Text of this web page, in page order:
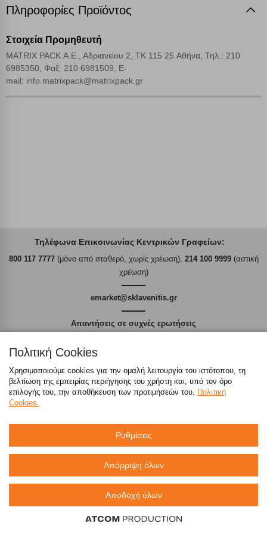
Πληροφορίες Προϊόντος
Στοιχεία Προμηθευτή
MATRIX PACK Α.Ε., Αδριανείου 2, TK 115 25 Αθήνα, Τηλ.: 210
6985350, Φαξ: 210 6981509, E-
mail: info.matrixpack@matrixpack.gr
Τηλέφωνα Επικοινωνίας Κεντρικών Γραφείων:
800 117 7777(μόνο από σταθερό, χωρίς χρέωση), 214 100 9999(αστική
χρέωση)
emarket@sklavenitis.gr
Απαντήσεις σε συχνές ερωτήσεις
τόσο φθηνά όσο πουθενά
214 100 9999 (αστική χρέωση)
info@sklavenitis.gr
Πολιτική Cookies
Χρησιμοποιούμε cookies για την ομαλή λειτουργία του ιστότοπου, τη
βελτίωση της εμπειρίας περιήγησης του χρήστη και, υπό τον όρο
επιλογής του, την αποθήκευση των προτιμήσεών του. Πολιτική
Cookies.
Ρυθμίσεις
Απόρριψη όλων
Αποδοχή όλων
Αποθήκευση ρυθμίσεων
Απόρριψη όλων
Αποδοχή όλων